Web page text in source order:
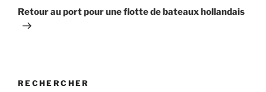
suivant
Retour au port pour une flotte de bateaux hollandais
RECHERCHER